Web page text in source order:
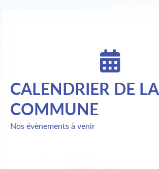
CALENDRIER DE LA
COMMUNE
Nos évènements à venir